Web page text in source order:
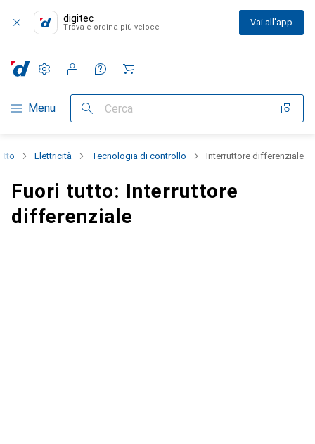
digitec
Trova e ordina più veloce Vai all'app
Categoria Navigazione
Menu Cerca
Impostazioni
Conto cliente
Liste di confronto
Liste dei desideri
Carrello
Elettricità Tecnologia di controllo Interruttore differenziale
Fuori tutto: Interruttore
differenziale